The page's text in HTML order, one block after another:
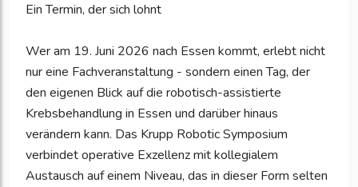
Ein Termin, der sich lohnt
Wer am 19. Juni 2026 nach Essen kommt, erlebt nicht
nur eine Fachveranstaltung - sondern einen Tag, der
den eigenen Blick auf die robotisch-assistierte
Krebsbehandlung in Essen und darüber hinaus
verändern kann. Das Krupp Robotic Symposium
verbindet operative Exzellenz mit kollegialem
Austausch auf einem Niveau, das in dieser Form selten